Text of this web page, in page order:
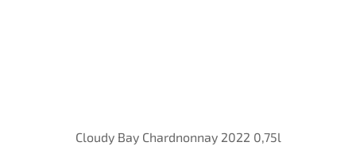
Cloudy Bay Chardnonnay 2022 0,75l